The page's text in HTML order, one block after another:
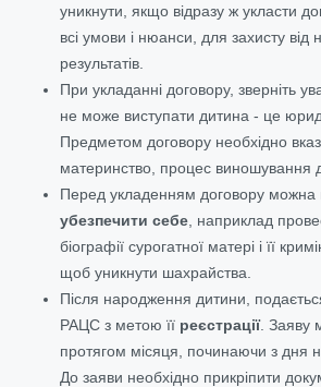
уникнути, якщо відразу ж укласти
всі умови і нюанси, для захисту від
результатів.
При укладанні договору, зверніть
не може виступати дитина - це
Предметом договору необхідно
материнство, процес виношування
Перед укладенням договору можна
убезпечити себе , наприклад
біографії сурогатної матері і її
щоб уникнути шахрайства.
Після народження дитини,
РАЦС з метою її реєстрації. Заяву
протягом місяця, починаючи з дня
До заяви необхідно прикріпити